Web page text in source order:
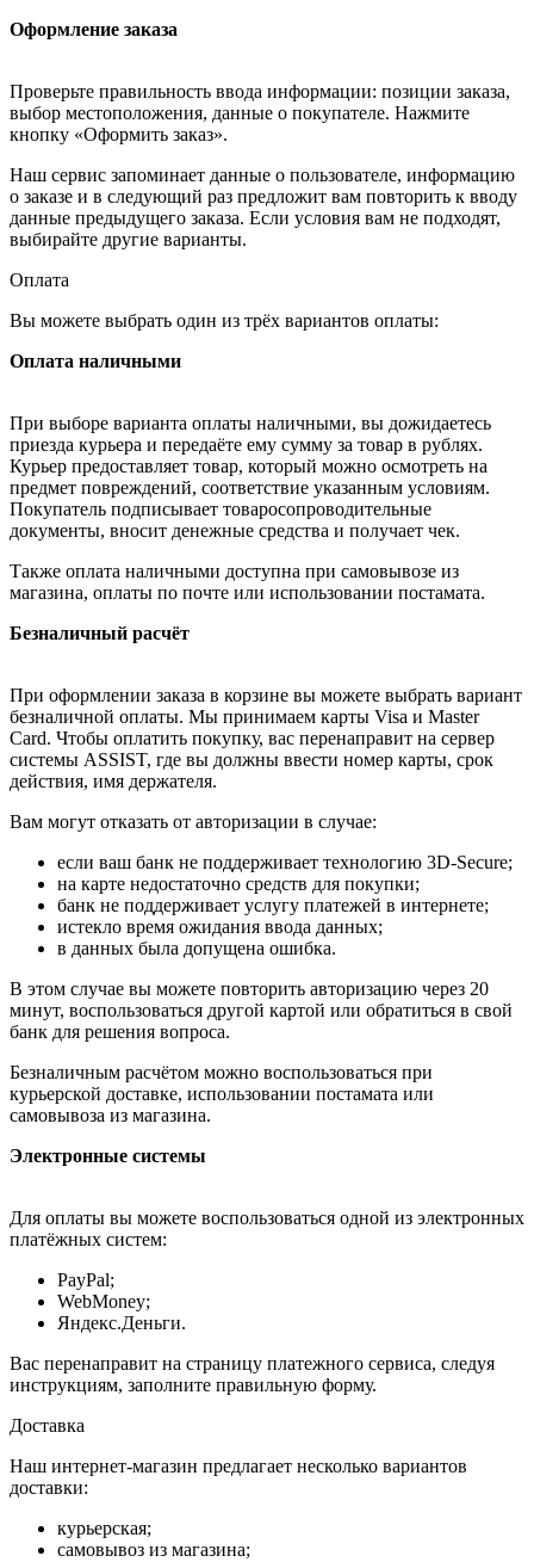
Оформление заказа
Проверьте правильность ввода информации: позиции заказа,
выбор местоположения, данные о покупателе. Нажмите
кнопку «Оформить заказ».
Наш сервис запоминает данные о пользователе, информацию
о заказе и в следующий раз предложит вам повторить к вводу
данные предыдущего заказа. Если условия вам не подходят,
выбирайте другие варианты.
Оплата
Вы можете выбрать один из трёх вариантов оплаты:
Оплата наличными
При выборе варианта оплаты наличными, вы дожидаетесь
приезда курьера и передаёте ему сумму за товар в рублях.
Курьер предоставляет товар, который можно осмотреть на
предмет повреждений, соответствие указанным условиям.
Покупатель подписывает товаросопроводительные
документы, вносит денежные средства и получает чек.
Также оплата наличными доступна при самовывозе из
магазина, оплаты по почте или использовании постамата.
Безналичный расчёт
При оформлении заказа в корзине вы можете выбрать вариант
безналичной оплаты. Мы принимаем карты Visa и Master
Card. Чтобы оплатить покупку, вас перенаправит на сервер
системы ASSIST, где вы должны ввести номер карты, срок
действия, имя держателя.
Вам могут отказать от авторизации в случае:
если ваш банк не поддерживает технологию 3D-Secure;
на карте недостаточно средств для покупки;
банк не поддерживает услугу платежей в интернете;
истекло время ожидания ввода данных;
в данных была допущена ошибка.
В этом случае вы можете повторить авторизацию через 20
минут, воспользоваться другой картой или обратиться в свой
банк для решения вопроса.
Безналичным расчётом можно воспользоваться при
курьерской доставке, использовании постамата или
самовывоза из магазина.
Электронные системы
Для оплаты вы можете воспользоваться одной из электронных
платёжных систем:
PayPal;
WebMoney;
Яндекс.Деньги.
Вас перенаправит на страницу платежного сервиса, следуя
инструкциям, заполните правильную форму.
Доставка
Наш интернет-магазин предлагает несколько вариантов
доставки:
курьерская;
самовывоз из магазина;